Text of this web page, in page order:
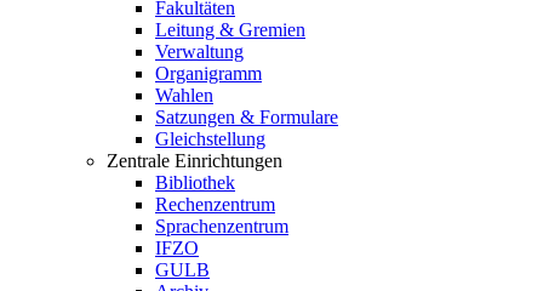
Fakultäten
Leitung & Gremien
Verwaltung
Organigramm
Wahlen
Satzungen & Formulare
Gleichstellung
Zentrale Einrichtungen
Bibliothek
Rechenzentrum
Sprachenzentrum
IFZO
GULB